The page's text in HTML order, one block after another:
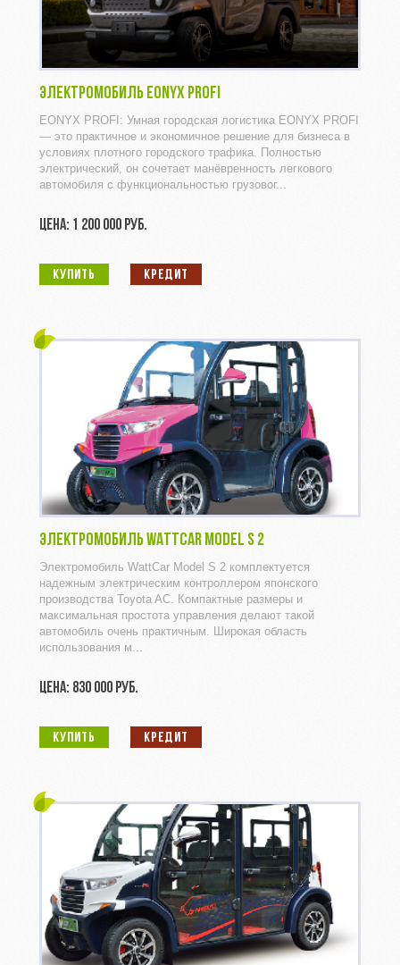
ЭЛЕКТРОМОБИЛЬ EONYX PROFI
EONYX PROFI: Умная городская логистика EONYX PROFI
— это практичное и экономичное решение для бизнеса в
условиях плотного городского трафика. Полностью
электрический, он сочетает манёвренность легкового
автомобиля с функциональностью грузовог...
ЦЕНА: 1 200 000 РУБ.
КУПИТЬ КРЕДИТ
ЭЛЕКТРОМОБИЛЬ WATTCAR MODEL S 2
Электромобиль WattCar Model S 2 комплектуется
надежным электрическим контроллером японского
производства Toyota AC. Компактные размеры и
максимальная простота управления делают такой
автомобиль очень практичным. Широкая область
использования м...
ЦЕНА: 830 000 РУБ.
КУПИТЬ КРЕДИТ